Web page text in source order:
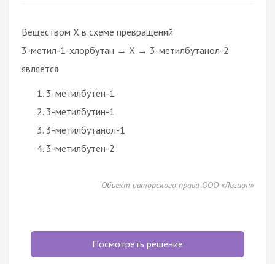
Веществом X в схеме превращений
3-метил-1-хлорбутан → X → 3-метилбутанол-2
является
3-метилбутен-1
3-метилбутин-1
3-метилбутанол-1
3-метилбутен-2
Объект авторского права ООО «Легион»
Посмотреть решение